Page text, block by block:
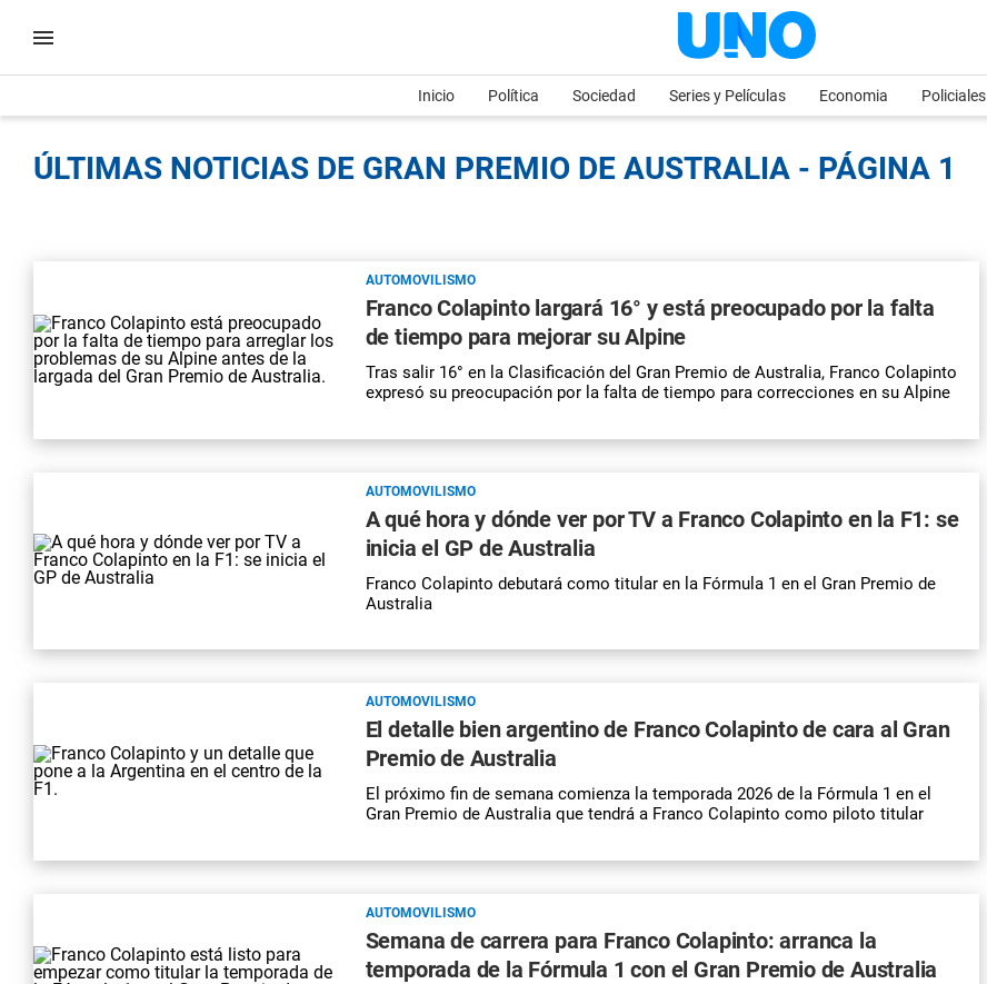
Inicio Política Sociedad Series y Películas Economia Policiales
ÚLTIMAS NOTICIAS DE GRAN PREMIO DE AUSTRALIA - PÁGINA 1
AUTOMOVILISMO
Franco Colapinto largará 16° y está preocupado por la falta
de tiempo para mejorar su Alpine
Tras salir 16° en la Clasificación del Gran Premio de Australia, Franco Colapinto
expresó su preocupación por la falta de tiempo para correcciones en su Alpine
AUTOMOVILISMO
A qué hora y dónde ver por TV a Franco Colapinto en la F1: se
inicia el GP de Australia
Franco Colapinto debutará como titular en la Fórmula 1 en el Gran Premio de
Australia
AUTOMOVILISMO
El detalle bien argentino de Franco Colapinto de cara al Gran
Premio de Australia
El próximo fin de semana comienza la temporada 2026 de la Fórmula 1 en el
Gran Premio de Australia que tendrá a Franco Colapinto como piloto titular
AUTOMOVILISMO
Semana de carrera para Franco Colapinto: arranca la
temporada de la Fórmula 1 con el Gran Premio de Australia